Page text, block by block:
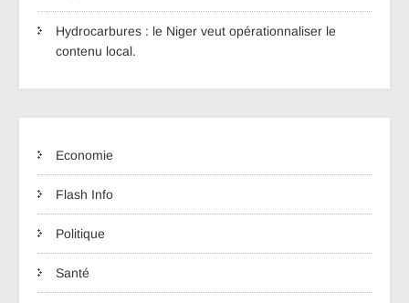
Hydrocarbures : le Niger veut opérationnaliser le
contenu local.
Economie
Flash Info
Politique
Santé